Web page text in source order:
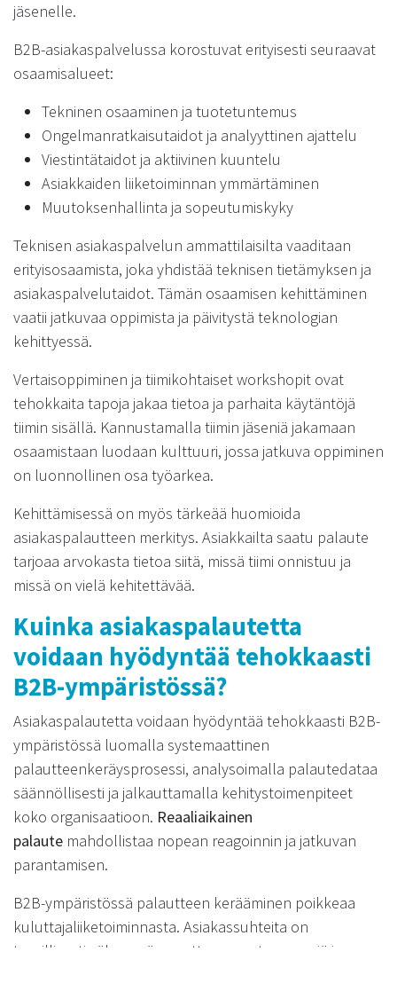
jäsenelle.
B2B-asiakaspalvelussa korostuvat erityisesti seuraavat
osaamisalueet:
Tekninen osaaminen ja tuotetuntemus
Ongelmanratkaisutaidot ja analyyttinen ajattelu
Viestintätaidot ja aktiivinen kuuntelu
Asiakkaiden liiketoiminnan ymmärtäminen
Muutoksenhallinta ja sopeutumiskyky
Teknisen asiakaspalvelun ammattilaisilta vaaditaan
erityisosaamista, joka yhdistää teknisen tietämyksen ja
asiakaspalvelutaidot. Tämän osaamisen kehittäminen
vaatii jatkuvaa oppimista ja päivitystä teknologian
kehittyessä.
Vertaisoppiminen ja tiimikohtaiset workshopit ovat
tehokkaita tapoja jakaa tietoa ja parhaita käytäntöjä
tiimin sisällä. Kannustamalla tiimin jäseniä jakamaan
osaamistaan luodaan kulttuuri, jossa jatkuva oppiminen
on luonnollinen osa työarkea.
Kehittämisessä on myös tärkeää huomioida
asiakaspalautteen merkitys. Asiakkailta saatu palaute
tarjoaa arvokasta tietoa siitä, missä tiimi onnistuu ja
missä on vielä kehitettävää.
Kuinka asiakaspalautetta
voidaan hyödyntää tehokkaasti
B2B-ympäristössä?
Asiakaspalautetta voidaan hyödyntää tehokkaasti B2B-
ympäristössä luomalla systemaattinen
palautteenkeräysprosessi, analysoimalla palautedataa
säännöllisesti ja jalkauttamalla kehitystoimenpiteet
koko organisaatioon. Reaaliaikainen
palaute mahdollistaa nopean reagoinnin ja jatkuvan
parantamisen.
B2B-ympäristössä palautteen kerääminen poikkeaa
kuluttajaliiketoiminnasta. Asiakassuhteita on
tyypillisesti vähemmän, mutta ne ovat syvempiä ja